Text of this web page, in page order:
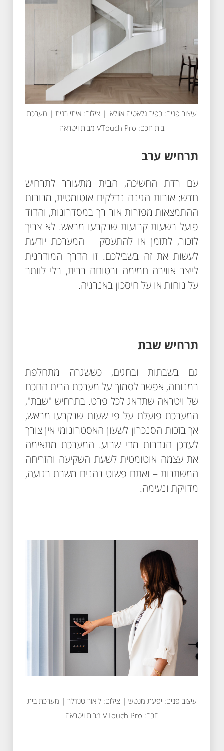
עיצוב פנים: כפיר גלאטיה אזולאי | צילום: איתי בנית | מערכת
בית חכם: VTouch Pro מבית ויטראה
תרחיש ערב
עם רדת החשיכה, הבית מתעורר לתרחיש
חדש: אורות הגינה נדלקים אוטומטית, מנורות
ההתמצאות מפזרות אור רך במסדרונות, והדוד
פועל בשעות קבועות שנקבעו מראש. לא צריך
לזכור, לתזמן או להתעסק – המערכת יודעת
לעשות את זה בשבילכם. זו הדרך המודרנית
לייצר אווירה חמימה ובטוחה בבית, בלי לוותר
על נוחות או על חיסכון באנרגיה.
תרחיש שבת
גם בשבתות ובחגים, כששגרה מתחלפת
במנוחה, אפשר לסמוך על מערכת הבית החכם
של ויטראה שתדאג לכל פרט. בתרחיש "שבת",
המערכת פועלת על פי שעות שנקבעו מראש,
אך בזכות הסנכרון לשעון האסטרונומי אין צורך
לעדכן הגדרות מדי שבוע. המערכת מתאימה
את עצמה אוטומטית לשעת השקיעה והזריחה
המשתנות – ואתם פשוט נהנים משבת רגועה,
מדויקת ונעימה.
עיצוב פנים: יפעת מנטש | צילום: ליאור טנדלר | מערכת בית
חכם: VTouch Pro מבית ויטראה